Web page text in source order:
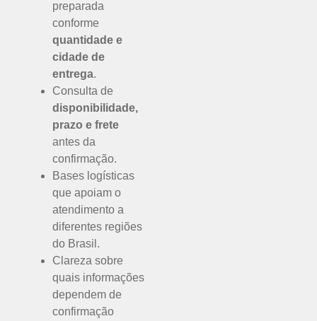
preparada
conforme
quantidade e
cidade de
entrega.
Consulta de
disponibilidade,
prazo e frete
antes da
confirmação.
Bases logísticas
que apoiam o
atendimento a
diferentes regiões
do Brasil.
Clareza sobre
quais informações
dependem de
confirmação